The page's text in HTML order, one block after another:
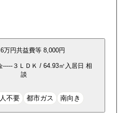
万円共益費等 8,000円
-----３ＬＤＫ / 64.93㎡ 入居日 相
談
不要 都市ガス 南向き